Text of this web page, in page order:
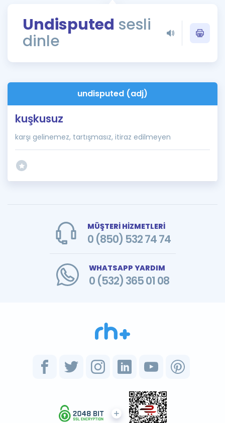
ÖSYM Sınav Takvimi
Kampanyalar
İngilizce Gramer
Undisputed sesli
dinle
undisputed (adj)
kuşkusuz
karşı gelinemez, tartışmasız, itiraz edilmeyen
MÜŞTERİ HİZMETLERİ
0 (850) 532 74 74
WHATSAPP YARDIM
0 (532) 365 01 08